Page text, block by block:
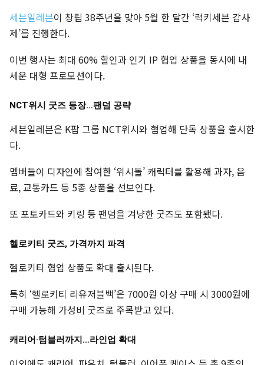
세븐일레븐이 창립 38주년을 맞아 5월 한 달간 ‘럭키세븐 감사
제’를 진행한다.
이번 행사는 최대 60% 할인과 인기 IP 협업 상품을 동시에 내
세운 대형 프로모션이다.
NCT위시 굿즈 등장…팬덤 공략
세븐일레븐은 K팝 그룹 NCT위시와 협업해 단독 상품을 출시한
다.
멤버들이 디자인에 참여한 ‘위시돌’ 캐릭터를 활용해 과자, 음
료, 교통카드 등 5종 상품을 선보인다.
또 포토카드와 키링 등 팬덤을 겨냥한 굿즈도 포함됐다.
헬로키티 굿즈, 가격까지 파격
헬로키티 협업 상품도 확대 출시된다.
특히 ‘헬로키티 리유저블백’은 7000원 이상 구매 시 3000원에
구매 가능해 가성비 굿즈로 주목받고 있다.
캐리어·텀블러까지…라인업 확대